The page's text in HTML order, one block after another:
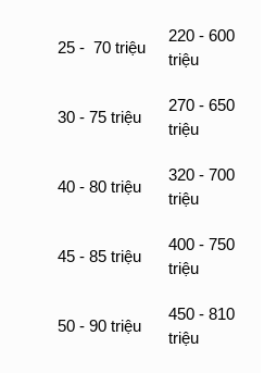
25 - 70 triệu
220 - 600
triệu
30 - 75 triệu
270 - 650
triệu
40 - 80 triệu
320 - 700
triệu
45 - 85 triệu
400 - 750
triệu
50 - 90 triệu
450 - 810
triệu